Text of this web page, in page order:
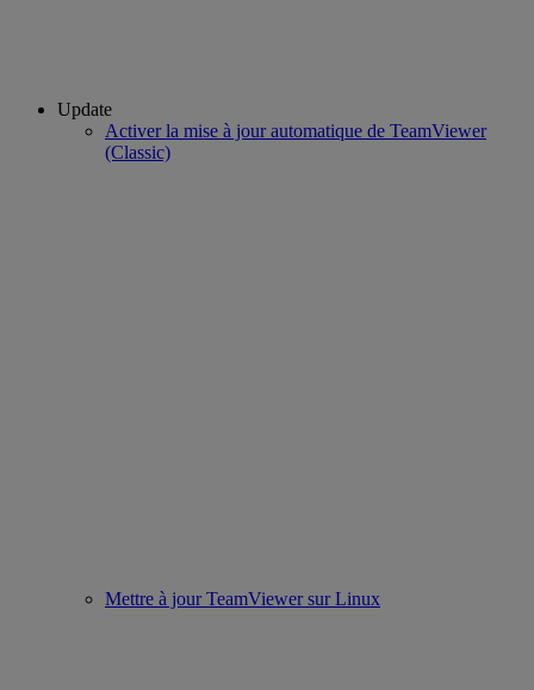
Update
Activer la mise à jour automatique de TeamViewer
(Classic)
Mettre à jour TeamViewer sur Linux